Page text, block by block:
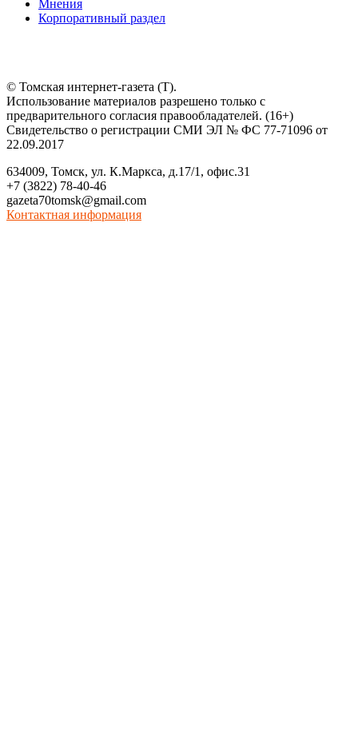
Мнения
Корпоративный раздел
© Томская интернет-газета (Т).
Использование материалов разрешено только с
предварительного согласия правообладателей. (16+)
Свидетельство о регистрации СМИ ЭЛ № ФС 77-71096 от
22.09.2017
634009, Томск, ул. К.Маркса, д.17/1, офис.31
+7 (3822) 78-40-46
gazeta70tomsk@gmail.com
Контактная информация